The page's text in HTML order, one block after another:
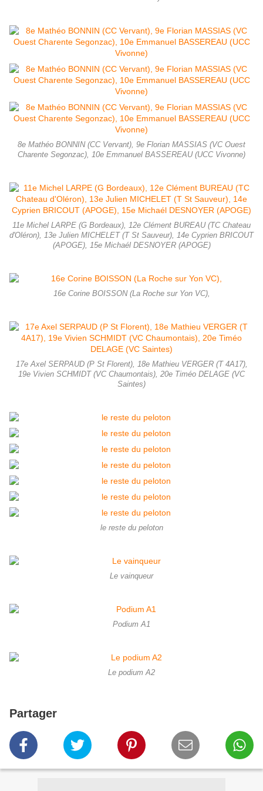
8e Mathéo BONNIN (CC Vervant), 9e Florian MASSIAS (VC Ouest
Charente Segonzac), 10e Emmanuel BASSEREAU (UCC Vivonne)
11e Michel LARPE (G Bordeaux), 12e Clément BUREAU (TC Chateau
d'Oléron), 13e Julien MICHELET (T St Sauveur), 14e Cyprien BRICOUT
(APOGE), 15e Michaél DESNOYER (APOGE)
16e Corine BOISSON (La Roche sur Yon VC),
17e Axel SERPAUD (P St Florent), 18e Mathieu VERGER (T 4A17),
19e Vivien SCHMIDT (VC Chaumontais), 20e Timéo DELAGE (VC
Saintes)
le reste du peloton
Le vainqueur
Podium A1
Le podium A2
Partager